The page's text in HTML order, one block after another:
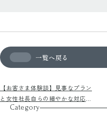
【お客さま体験談】見事なプラン
と女性社長自らの細やかな対応に
感激！
一覧へ戻る
Category